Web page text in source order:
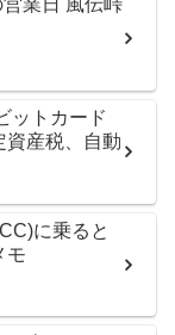
ットカード
産税、自動
に乗ると
モ